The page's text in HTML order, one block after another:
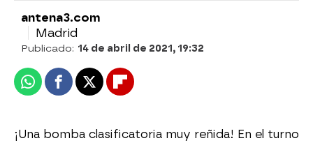
antena3.com
Madrid
Publicado: 14 de abril de 2021, 19:32
WhatsappFacebook
X Flipboard
¡Una bomba clasificatoria muy reñida! En el turno